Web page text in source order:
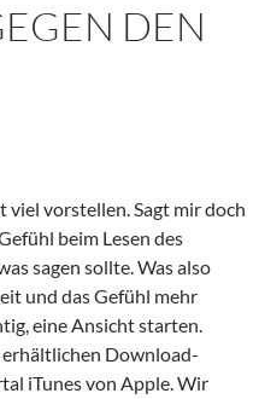
DEN
vorstellen. Sagt mir doch
beim Lesen des
sagen sollte. Was also
und das Gefühl mehr
eine Ansicht starten.
Download-
iTunes von Apple. Wir